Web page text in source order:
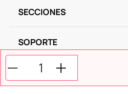
SECCIONES
SOPORTE
SERVICIOS